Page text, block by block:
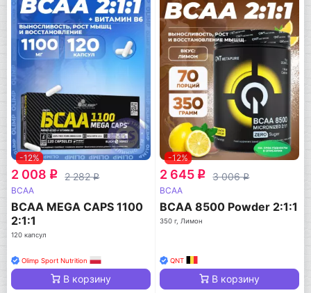
-12%
2 008 q 2 282q
BCAA
BCAA MEGA CAPS 1100
2:1:1
120 капсул
Olimp Sport Nutrition
В корзину
-12%
2 645 q 3 006q
BCAA
BCAA 8500 Powder 2:1:1
350 г, Лимон
QNT
В корзину